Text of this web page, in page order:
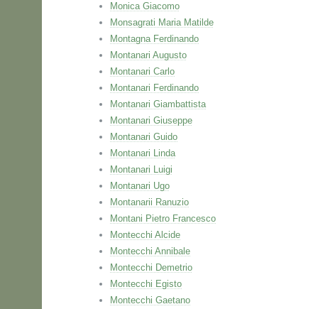
Monica Giacomo
Monsagrati Maria Matilde
Montagna Ferdinando
Montanari Augusto
Montanari Carlo
Montanari Ferdinando
Montanari Giambattista
Montanari Giuseppe
Montanari Guido
Montanari Linda
Montanari Luigi
Montanari Ugo
Montanarii Ranuzio
Montani Pietro Francesco
Montecchi Alcide
Montecchi Annibale
Montecchi Demetrio
Montecchi Egisto
Montecchi Gaetano